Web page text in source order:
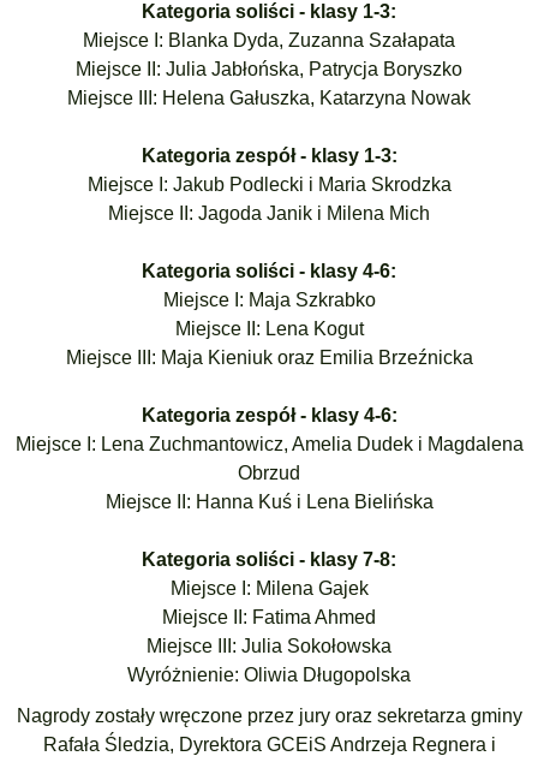
Kategoria soliści - klasy 1-3:
Miejsce I: Blanka Dyda, Zuzanna Szałapata
Miejsce II: Julia Jabłońska, Patrycja Boryszko
Miejsce III: Helena Gałuszka, Katarzyna Nowak
Kategoria zespół - klasy 1-3:
Miejsce I: Jakub Podlecki i Maria Skrodzka
Miejsce II: Jagoda Janik i Milena Mich
Kategoria soliści - klasy 4-6:
Miejsce I: Maja Szkrabko
Miejsce II: Lena Kogut
Miejsce III: Maja Kieniuk oraz Emilia Brzeźnicka
Kategoria zespół - klasy 4-6:
Miejsce I: Lena Zuchmantowicz, Amelia Dudek i Magdalena
Obrzud
Miejsce II: Hanna Kuś i Lena Bielińska
Kategoria soliści - klasy 7-8:
Miejsce I: Milena Gajek
Miejsce II: Fatima Ahmed
Miejsce III: Julia Sokołowska
Wyróżnienie: Oliwia Długopolska
Nagrody zostały wręczone przez jury oraz sekretarza gminy
Rafała Śledzia, Dyrektora GCEiS Andrzeja Regnera i